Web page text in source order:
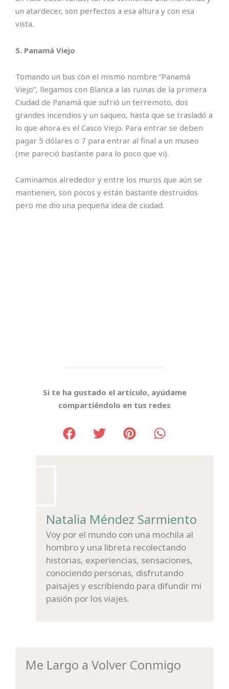
un atardecer, son perfectos a esa altura y con esa
vista.
5. Panamá Viejo
Tomando un bus con el mismo nombre “Panamá
Viejo”, llegamos con Blanca a las ruinas de la primera
Ciudad de Panamá que sufrió un terremoto, dos
grandes incendios y un saqueo, hasta que se trasladó a
lo que ahora es el Casco Viejo. Para entrar se deben
pagar 5 dólares o 7 para entrar al final a un museo
(me pareció bastante para lo poco que vi).
Caminamos alrededor y entre los muros que aún se
mantienen, son pocos y están bastante destruidos
pero me dio una pequeña idea de ciudad.
Si te ha gustado el artículo, ayúdame
compartiéndolo en tus redes
Natalia Méndez Sarmiento
Voy por el mundo con una mochila al
hombro y una libreta recolectando
historias, experiencias, sensaciones,
conociendo personas, disfrutando
paisajes y escribiendo para difundir mi
pasión por los viajes.
Me Largo a Volver Conmigo